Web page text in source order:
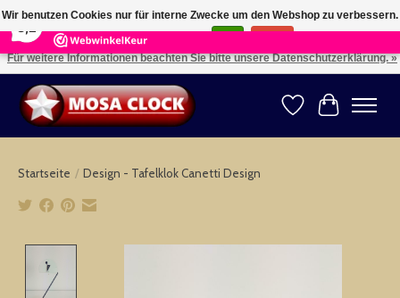
164 Reviews ×
Kies uw taal: NL -- Wählen Sie ihre Sprache: DE -- Choose your language: EN ⇓ ⇒
Wunschzettel
Ihr
Startseite / Design - Tafelklok Canetti Design
Wir benutzen Cookies nur für interne Zwecke um den Webshop zu verbessern.
Ist das in Ordnung?
Für weitere Informationen beachten Sie bitte unsere Datenschutzerklärung. »